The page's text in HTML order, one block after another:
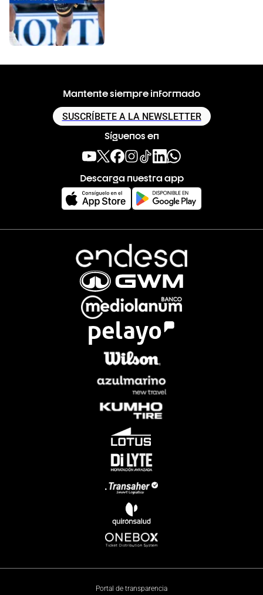
Mantente siempre informado
SUSCRÍBETE A LA NEWSLETTER
Síguenos en
Descarga nuestra app
Portal de transparencia